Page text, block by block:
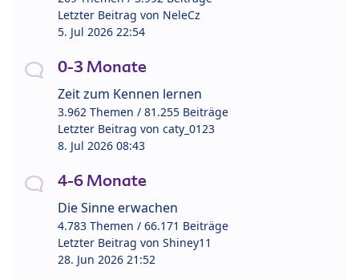
Letzter Beitrag von NeleCz
5. Jul 2026 22:54
0-3 Monate
Zeit zum Kennen lernen
3.962 Themen / 81.255 Beiträge
Letzter Beitrag von caty_0123
8. Jul 2026 08:43
4-6 Monate
Die Sinne erwachen
4.783 Themen / 66.171 Beiträge
Letzter Beitrag von Shiney11
28. Jun 2026 21:52